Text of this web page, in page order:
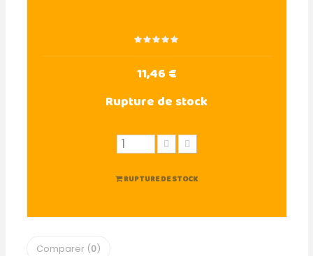
11,46 €
Rupture de stock
RUPTURE DE STOCK
Comparer (0)